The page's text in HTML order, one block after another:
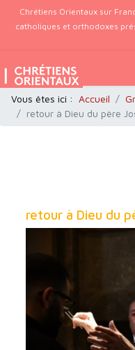
Chrétiens Orientaux sur
catholiques et orthodoxes
Vous êtes ici : Accueil
retour à Dieu du père
retour à Dieu du